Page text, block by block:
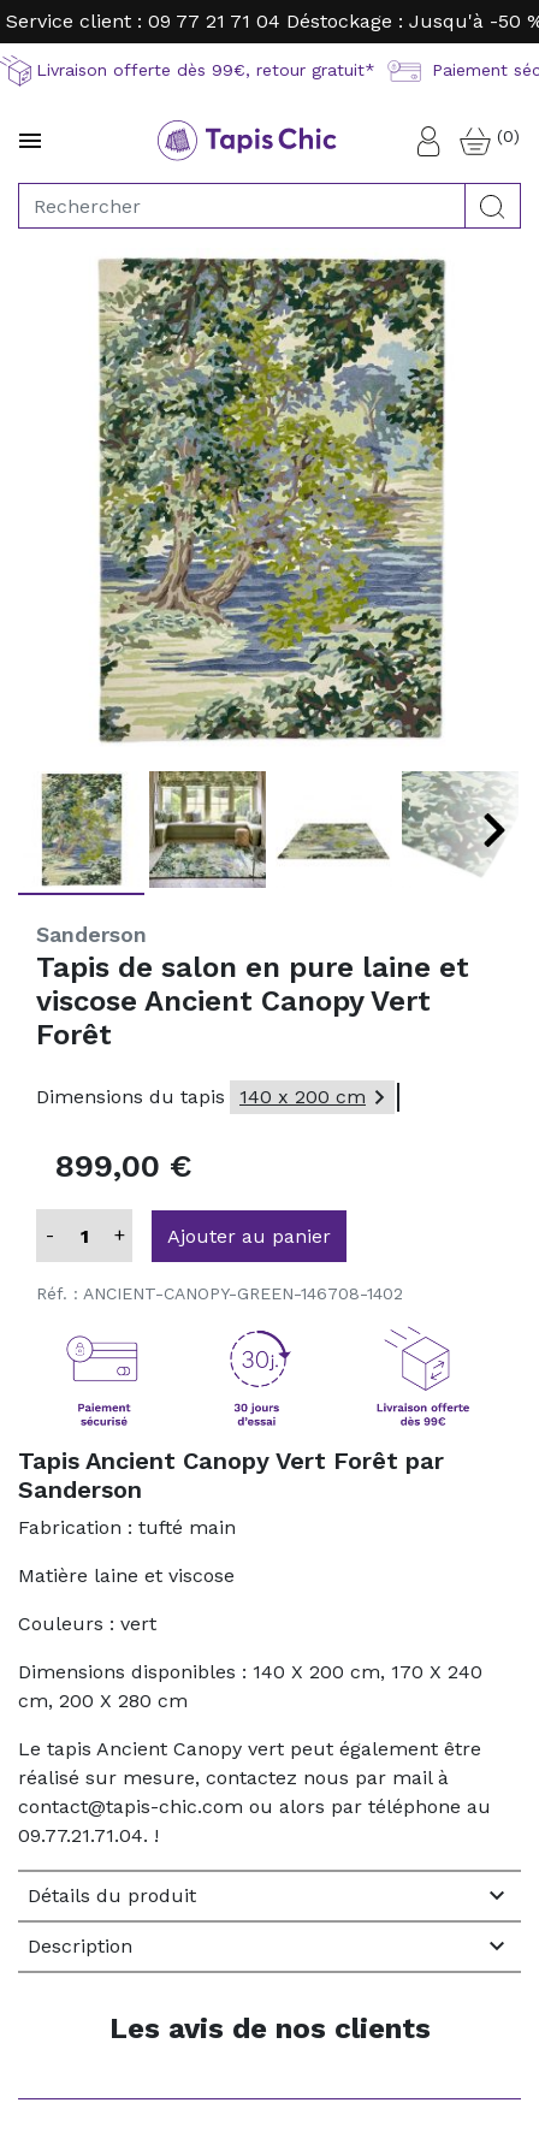
Service client : 09 77 21 71 04 Déstockage : Jusqu'à -50
Livraison offerte dès 99€, retour gratuit* Paiement
 Connexion
(0)
Sanderson
Tapis de salon en pure laine et
viscose Ancient Canopy Vert
Forêt
Dimensions du tapis 140 x 200 cm 
899,00 €
- + Ajouter au panier
Réf. : ANCIENT-CANOPY-GREEN-146708-1402
Tapis Ancient Canopy Vert Forêt par
Sanderson
Fabrication : tufté main
Matière laine et viscose
Couleurs : vert
Dimensions disponibles : 140 X 200 cm, 170 X 240
cm, 200 X 280 cm
Le tapis Ancient Canopy vert peut également être
réalisé sur mesure, contactez nous par mail à
contact@tapis-chic.com ou alors par téléphone au
09.77.21.71.04. !
Détails du produit 
Description 
Les avis de nos clients